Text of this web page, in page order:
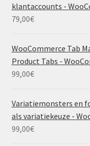
klantaccounts -
79,00€
WooCommerce Tab
Product Tabs -
99,00€
Variatiemonsters en
als variatiekeuze -
99,00€